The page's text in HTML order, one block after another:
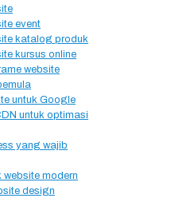
event
katalog produk
kursus online
website
untuk Google
untuk optimasi
yang wajib
website modern
design